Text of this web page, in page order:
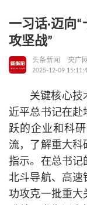
一习话·迈向
攻坚战”
头条新闻
央广网
2025-12-09
关键核心技
近平总书记在赴
跃的企业和科
流，了解重大科
指示。在总书记
北斗导航、高速
功攻克一批重大